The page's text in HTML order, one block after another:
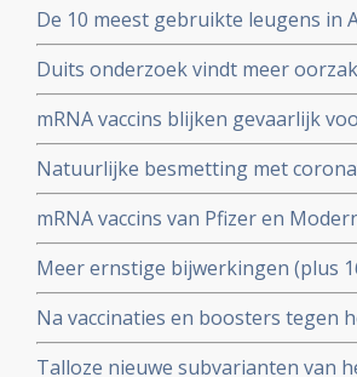
studies blijkt zeer grote
De 10 meest gebruikte leugens in
klakkeloos overgenomen rondom
buiten
Duits onderzoek vindt meer
hersenen, bloedvaten en hart
overleden net na vaccinatie tegen
mRNA vaccins blijken gevaarlijk
moeders. Minder
blijkt niet bruikbaar voor
Natuurlijke besmetting met
bescherming, al zijn er twijfels
varianten van Omikron.
mRNA vaccins van Pfizer en
dat ze een ziekenhuisopname
studiegegevens
Meer ernstige bijwerkingen (plus
invaliditeit deden zich voor tijdens
Pfizer in vergelijking met de
Na vaccinaties en boosters tegen
overige oorzaken blijkt uit
Herman Steigstra, Anton
Talloze nieuwe subvarianten van